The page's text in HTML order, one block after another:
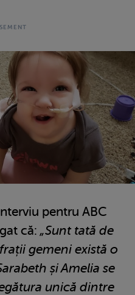
pentru ABC
că: „Sunt tată de
gemeni există o
și Amelia se
unică dintre